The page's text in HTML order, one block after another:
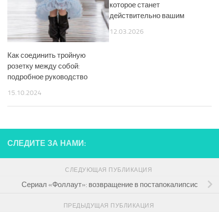
Как соединить тройную
розетку между собой:
подробное руководство
15.10.2024
которое станет
действительно вашим
12.03.2026
СЛЕДИТЕ ЗА НАМИ:
СЛЕДУЮЩАЯ ПУБЛИКАЦИЯ
Сериал «Фоллаут»: возвращение в постапокалипсис
ПРЕДЫДУЩАЯ ПУБЛИКАЦИЯ